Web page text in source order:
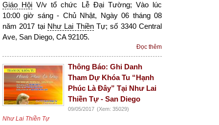
Giáo Hội V/v tổ chức Lễ Đại Tường; Vào lúc
10:00 giờ sáng - Chủ Nhật, Ngày 06 tháng 08
năm 2017 tại Như Lai ThiềnTự; số 3340 Central
Ave, San Diego, CA 92105.
Đọc thêm
Thông Báo: Ghi Danh
Tham Dự Khóa Tu “Hạnh
Phúc Là Đây” Tại Như Lai
Thiền Tự - San Diego
09/05/2017 (Xem: 35029)
Như Lai Thiền Tự